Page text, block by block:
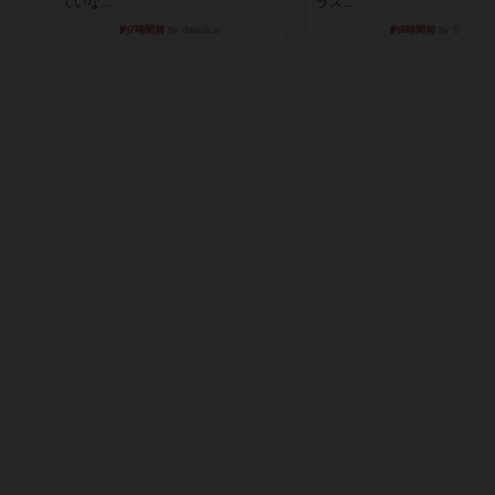
約7時間前 約8時間前